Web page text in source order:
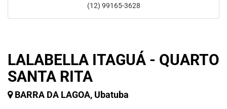
LALABELLA ITAGUÁ - QUARTO
SANTA RITA
BARRA DA LAGOA, Ubatuba
(12) 99165-3628